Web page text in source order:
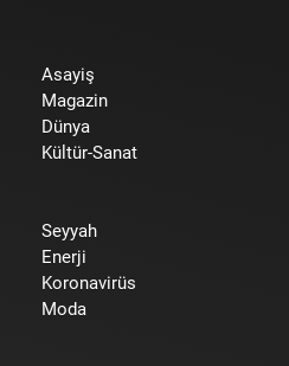
Asayiş
Magazin
Dünya
Kültür-Sanat
Seyyah
Enerji
Koronavirüs
Moda